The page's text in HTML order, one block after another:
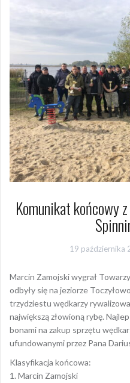
Komunikat końcowy
19 października
Marcin Zamojski wygrał
odbyły się na jeziorze
trzydziestu wędkarzy
największą złowioną rybę.
bonami na zakup sprzętu
ufundowanymi przez Pana
Klasyfikacja końcowa:
1. Marcin Zamojski